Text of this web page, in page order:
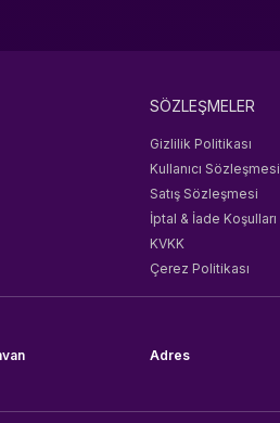
SÖZLEŞMELER
Gizlilik Politikası
Kullanıcı Sözleşmesi
Satış Sözleşmesi
İptal & İade Koşulları
KVKK
Çerez Politikası
Adres